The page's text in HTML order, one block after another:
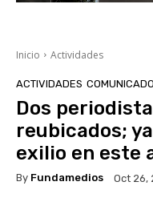
Inicio Actividades
ACTIVIDADES
Dos
reubicados;
exilio en este
By Fundamedios Oct 26,